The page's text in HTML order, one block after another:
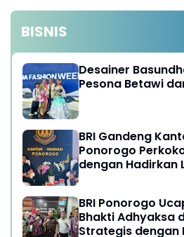
BISNIS
Desainer
Pesona Betawi
BRI Gandeng
Ponorogo
dengan Hadirkan
BRI Ponorogo
Bhakti Adhyaksa
Strategis dengan